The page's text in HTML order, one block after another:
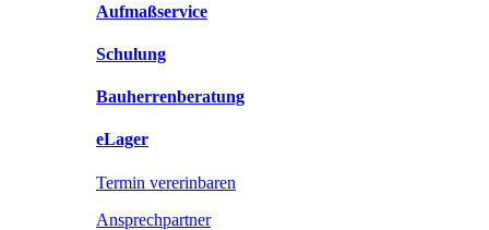
Aufmaßservice
Schulung
Bauherrenberatung
eLager
Termin vererinbaren
Ansprechpartner